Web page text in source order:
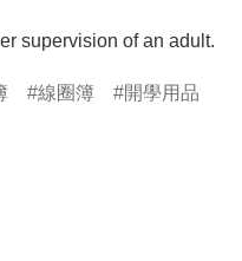
supervision of an adult.
線圈簿
開學用品